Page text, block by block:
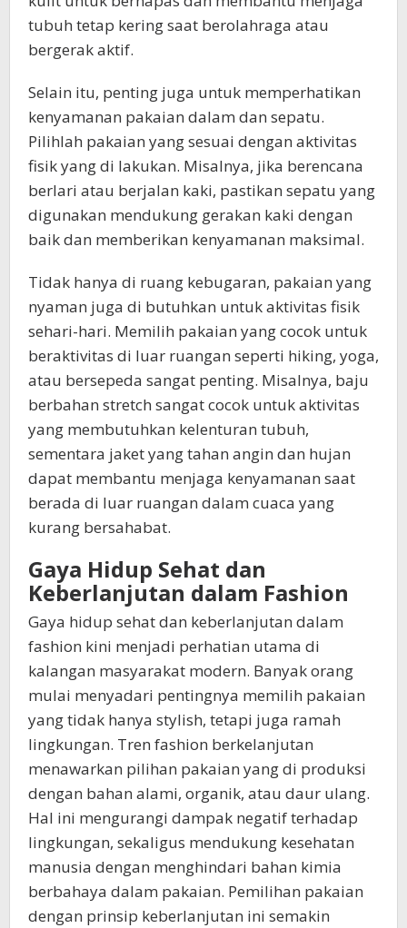
tubuh tetap kering saat berolahraga atau
bergerak aktif.
Selain itu, penting juga untuk memperhatikan
kenyamanan pakaian dalam dan sepatu.
Pilihlah pakaian yang sesuai dengan aktivitas
fisik yang di lakukan. Misalnya, jika berencana
berlari atau berjalan kaki, pastikan sepatu yang
digunakan mendukung gerakan kaki dengan
baik dan memberikan kenyamanan maksimal.
Tidak hanya di ruang kebugaran, pakaian yang
nyaman juga di butuhkan untuk aktivitas fisik
sehari-hari. Memilih pakaian yang cocok untuk
beraktivitas di luar ruangan seperti hiking, yoga,
atau bersepeda sangat penting. Misalnya, baju
berbahan stretch sangat cocok untuk aktivitas
yang membutuhkan kelenturan tubuh,
sementara jaket yang tahan angin dan hujan
dapat membantu menjaga kenyamanan saat
berada di luar ruangan dalam cuaca yang
kurang bersahabat.
Gaya Hidup Sehat dan
Keberlanjutan dalam Fashion
Gaya hidup sehat dan keberlanjutan dalam
fashion kini menjadi perhatian utama di
kalangan masyarakat modern. Banyak orang
mulai menyadari pentingnya memilih pakaian
yang tidak hanya stylish, tetapi juga ramah
lingkungan. Tren fashion berkelanjutan
menawarkan pilihan pakaian yang di produksi
dengan bahan alami, organik, atau daur ulang.
Hal ini mengurangi dampak negatif terhadap
lingkungan, sekaligus mendukung kesehatan
manusia dengan menghindari bahan kimia
berbahaya dalam pakaian. Pemilihan pakaian
dengan prinsip keberlanjutan ini semakin